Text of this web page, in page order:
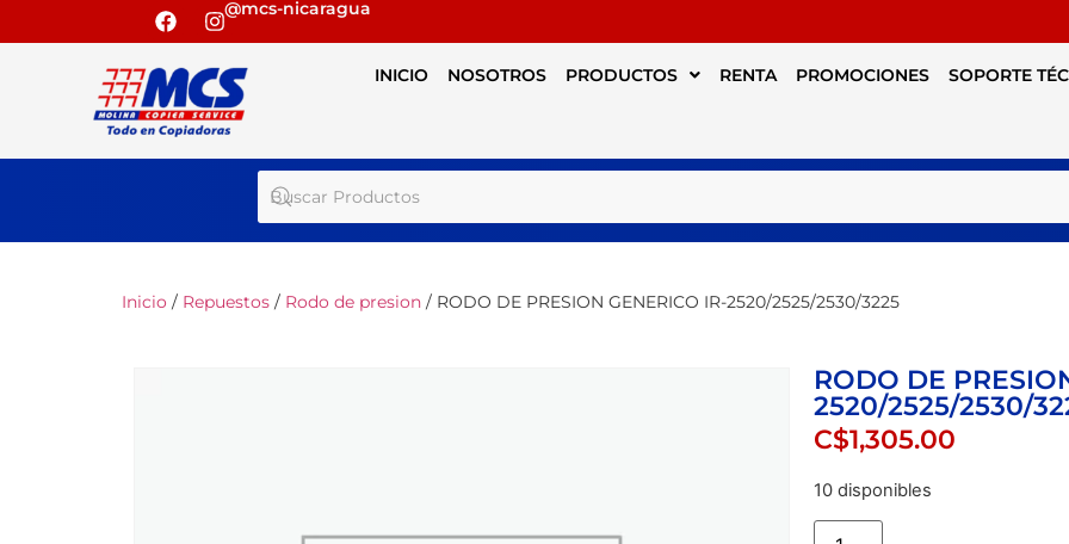
@mcs-nicaragua
INICIO NOSOTROS PRODUCTOS RENTA PROMOCIONES SOPORTE
Inicio / Repuestos / Rodo de presion / RODO DE PRESION GENERICO IR-2520/2525/2530/3225
RODO DE
2520/2525/2530/
C$1,305.00
10 disponibles